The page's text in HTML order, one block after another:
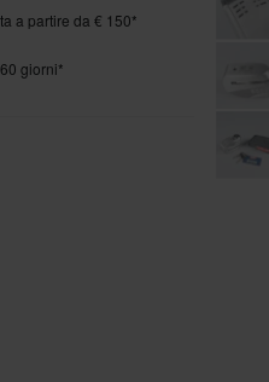
a partire da € 150*
giorni*